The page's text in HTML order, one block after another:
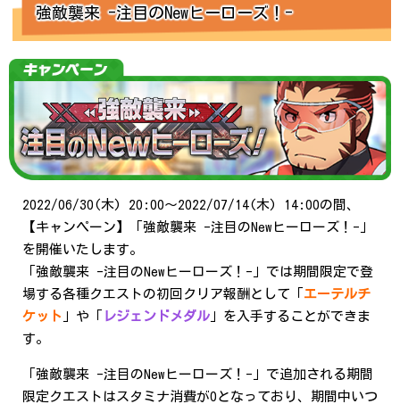
強敵襲来 -注目のNewヒーローズ！-
2022/06/30(木) 20:00～2022/07/14(木) 14:00の間、
【キャンペーン】「強敵襲来 -注目のNewヒーローズ！-」
を開催いたします。
「強敵襲来 -注目のNewヒーローズ！-」では期間限定で登
場する各種クエストの初回クリア報酬として「 エーテルチ
ケット
」や「 レジェンドメダル 」を入手することができま
す。
「強敵襲来 -注目のNewヒーローズ！-」で追加される期間
限定クエストはスタミナ消費が0となっており、期間中いつ